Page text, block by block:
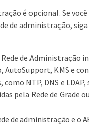
é opcional. Se
de administração,
de Administração
AutoSupport, KMS e
NTP, DNS e LDAP,
pela Rede de Grade
de administração e o